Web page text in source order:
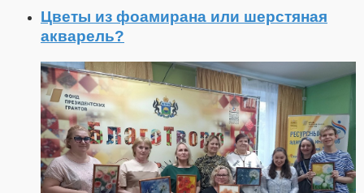
Цветы из фоамирана или шерстяная
акварель?